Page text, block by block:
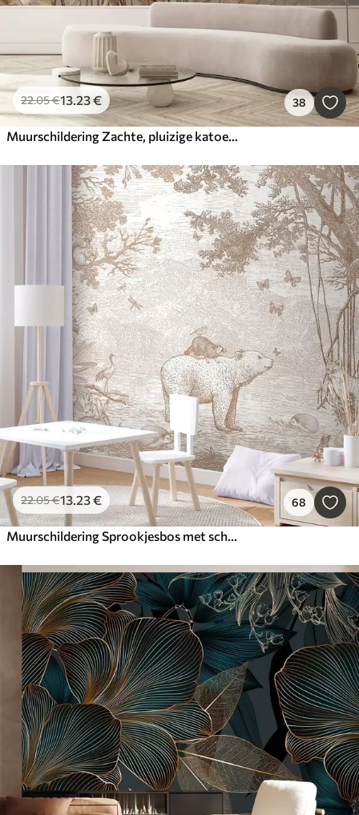
22.05€13.23€ 38
Muurschildering Zachte, pluizige katoenen witte bloemen en hoge oranje aartjes tegen een beige achtergrond met zachte structuur
22.05€13.23€ 68
Muurschildering Sprookjesbos met schattige dieren